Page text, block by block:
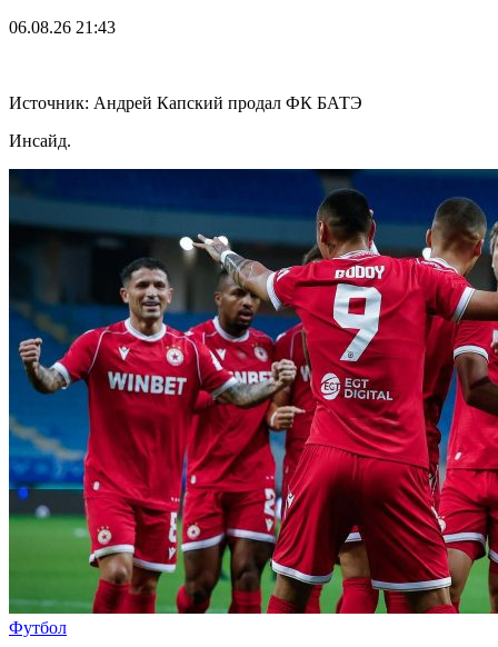
06.08.26 21:43
Источник: Андрей Капский продал ФК БАТЭ
Инсайд.
Футбол